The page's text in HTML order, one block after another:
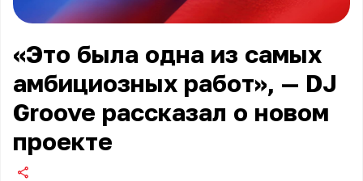
«Это была одна из самых
амбициозных работ», — DJ
Groove рассказал о новом
проекте